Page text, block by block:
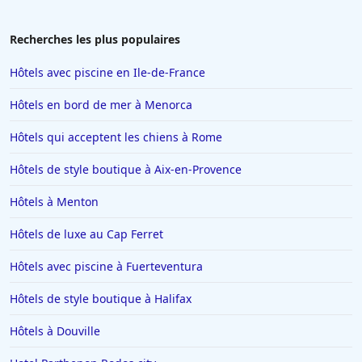
Hôtels au Lavandou
Hôtels à Valence
Hôtels à Risoul
Hôtels à Toulouse
Hôtels à Saint-Gervais-les-Bains
Hôtels à Portofino
Recherches les plus populaires
Hôtels avec piscine en Ile-de-France
Hôtels en bord de mer à Menorca
Hôtels qui acceptent les chiens à Rome
Hôtels de style boutique à Aix-en-Provence
Hôtels à Menton
Hôtels de luxe au Cap Ferret
Hôtels avec piscine à Fuerteventura
Hôtels de style boutique à Halifax
Hôtels à Douville